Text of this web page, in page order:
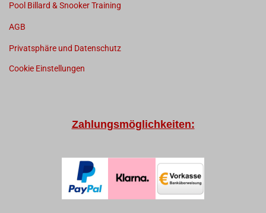
Pool Billard & Snooker Training
AGB
Privatsphäre und Datenschutz
Cookie Einstellungen
Zahlungsmöglichkeiten: